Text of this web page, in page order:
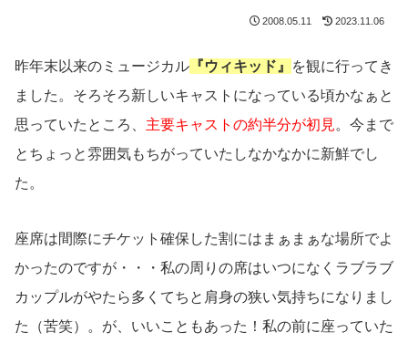
2008.05.11 2023.11.06
昨年末以来のミュージカル 『ウィキッド』
を観に行ってき
ました。そろそろ新しいキャストになっている頃かなぁと
思っていたところ、 主要キャストの約半分が初見。今まで
とちょっと雰囲気もちがっていたしなかなかに新鮮でし
た。
座席は間際にチケット確保した割にはまぁまぁな場所でよ
かったのですが・・・私の周りの席はいつになくラブラブ
カップルがやたら多くてちと肩身の狭い気持ちになりまし
た（苦笑）。が、いいこともあった！私の前に座っていた